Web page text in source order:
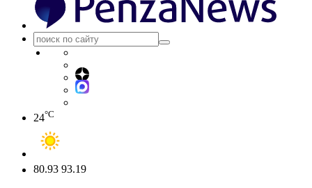
24°C
80.93 93.19